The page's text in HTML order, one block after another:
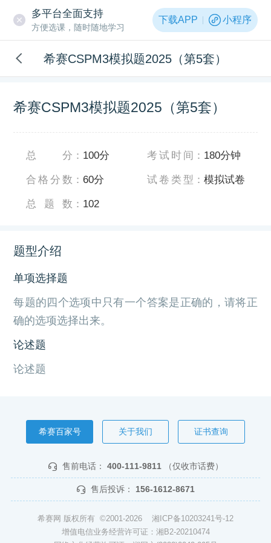
多平台全面支持
方便选课，随时随地学习
下载APP 小程序
希赛CSPM3模拟题2025（第5套）
希赛CSPM3模拟题2025（第5套）
总分 ： 100分
合格分数 ：60分
总题数 ： 102
考试时间 ： 180分钟
试卷类型 ：模拟试卷
题型介绍
单项选择题
每题的四个选项中只有一个答案是正确的，请将正
确的选项选择出来。
论述题
论述题
希赛百家号 关于我们 证书查询
售前电话： 400-111-9811 （仅收市话费）
售后投诉： 156-1612-8671
希赛网 版权所有 ©2001-2026 湘ICP备10203241号-12
增值电信业务经营许可证：湘B2-20210474